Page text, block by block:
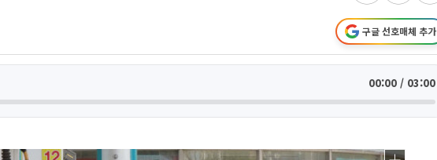
구글 선호매체 추가
00:00 / 03:00